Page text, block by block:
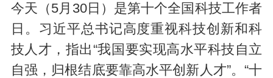
今天（5月30日）是第十个全国科技工作者
日。习近平总书记高度重视科技创新和科
技人才，指出“我国要实现高水平科技自立
自强，归根结底要靠高水平创新人才”。“十